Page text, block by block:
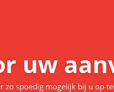
uw
zo spoedig mogelijk bij u op